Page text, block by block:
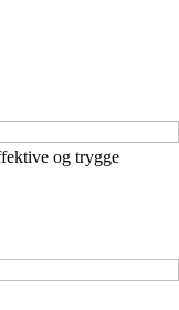
og trygge